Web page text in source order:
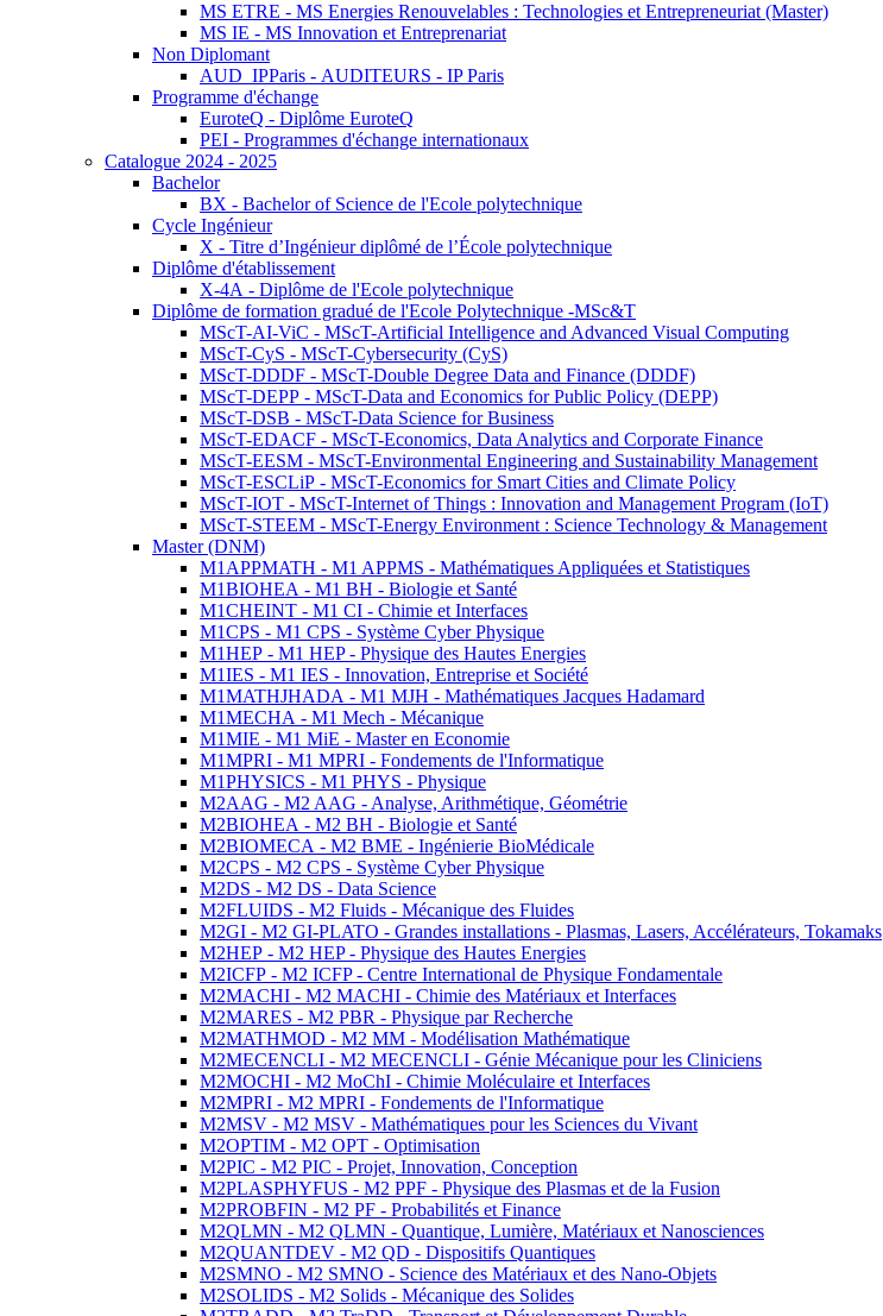
MS ETRE - MS Energies Renouvelables : Technologies et Entrepreneuriat (Master)
MS IE - MS Innovation et Entreprenariat
Non Diplomant
AUD_IPParis - AUDITEURS - IP Paris
Programme d'échange
EuroteQ - Diplôme EuroteQ
PEI - Programmes d'échange internationaux
Catalogue 2024 - 2025
Bachelor
BX - Bachelor of Science de l'Ecole polytechnique
Cycle Ingénieur
X - Titre d’Ingénieur diplômé de l’École polytechnique
Diplôme d'établissement
X-4A - Diplôme de l'Ecole polytechnique
Diplôme de formation gradué de l'Ecole Polytechnique -MSc&T
MScT-AI-ViC - MScT-Artificial Intelligence and Advanced Visual Computing
MScT-CyS - MScT-Cybersecurity (CyS)
MScT-DDDF - MScT-Double Degree Data and Finance (DDDF)
MScT-DEPP - MScT-Data and Economics for Public Policy (DEPP)
MScT-DSB - MScT-Data Science for Business
MScT-EDACF - MScT-Economics, Data Analytics and Corporate Finance
MScT-EESM - MScT-Environmental Engineering and Sustainability Management
MScT-ESCLiP - MScT-Economics for Smart Cities and Climate Policy
MScT-IOT - MScT-Internet of Things : Innovation and Management Program (IoT)
MScT-STEEM - MScT-Energy Environment : Science Technology & Management
Master (DNM)
M1APPMATH - M1 APPMS - Mathématiques Appliquées et Statistiques
M1BIOHEA - M1 BH - Biologie et Santé
M1CHEINT - M1 CI - Chimie et Interfaces
M1CPS - M1 CPS - Système Cyber Physique
M1HEP - M1 HEP - Physique des Hautes Energies
M1IES - M1 IES - Innovation, Entreprise et Société
M1MATHJHADA - M1 MJH - Mathématiques Jacques Hadamard
M1MECHA - M1 Mech - Mécanique
M1MIE - M1 MiE - Master en Economie
M1MPRI - M1 MPRI - Fondements de l'Informatique
M1PHYSICS - M1 PHYS - Physique
M2AAG - M2 AAG - Analyse, Arithmétique, Géométrie
M2BIOHEA - M2 BH - Biologie et Santé
M2BIOMECA - M2 BME - Ingénierie BioMédicale
M2CPS - M2 CPS - Système Cyber Physique
M2DS - M2 DS - Data Science
M2FLUIDS - M2 Fluids - Mécanique des Fluides
M2GI - M2 GI-PLATO - Grandes installations - Plasmas, Lasers, Accélérateurs, Tokamaks
M2HEP - M2 HEP - Physique des Hautes Energies
M2ICFP - M2 ICFP - Centre International de Physique Fondamentale
M2MACHI - M2 MACHI - Chimie des Matériaux et Interfaces
M2MARES - M2 PBR - Physique par Recherche
M2MATHMOD - M2 MM - Modélisation Mathématique
M2MECENCLI - M2 MECENCLI - Génie Mécanique pour les Cliniciens
M2MOCHI - M2 MoChI - Chimie Moléculaire et Interfaces
M2MPRI - M2 MPRI - Fondements de l'Informatique
M2MSV - M2 MSV - Mathématiques pour les Sciences du Vivant
M2OPTIM - M2 OPT - Optimisation
M2PIC - M2 PIC - Projet, Innovation, Conception
M2PLASPHYFUS - M2 PPF - Physique des Plasmas et de la Fusion
M2PROBFIN - M2 PF - Probabilités et Finance
M2QLMN - M2 QLMN - Quantique, Lumière, Matériaux et Nanosciences
M2QUANTDEV - M2 QD - Dispositifs Quantiques
M2SMNO - M2 SMNO - Science des Matériaux et des Nano-Objets
M2SOLIDS - M2 Solids - Mécanique des Solides